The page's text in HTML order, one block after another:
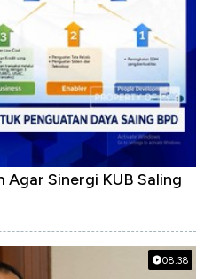
Sinergi KUB Saling
08:38